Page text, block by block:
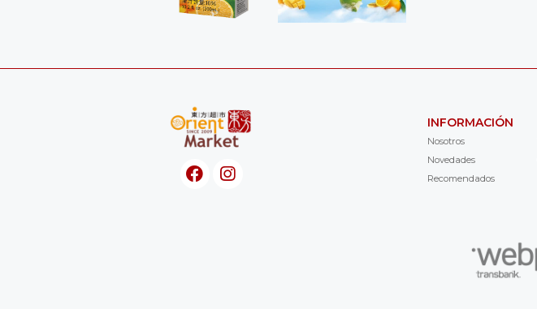
INFORMACIÓN
Nosotros
Novedades
Recomendados